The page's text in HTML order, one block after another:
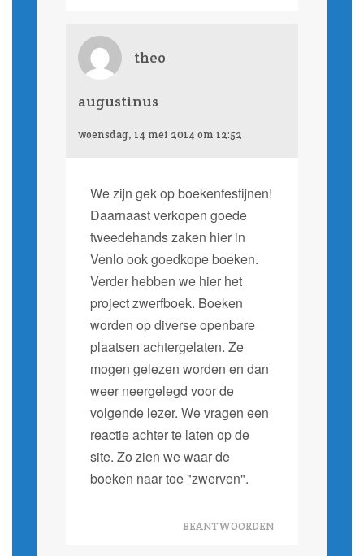
theo
augustinus
woensdag, 14 mei 2014 om 12:52
We zijn gek op boekenfestijnen!
Daarnaast verkopen goede
tweedehands zaken hier in
Venlo ook goedkope boeken.
Verder hebben we hier het
project zwerfboek. Boeken
worden op diverse openbare
plaatsen achtergelaten. Ze
mogen gelezen worden en dan
weer neergelegd voor de
volgende lezer. We vragen een
reactie achter te laten op de
site. Zo zien we waar de
boeken naar toe "zwerven".
BEANTWOORDEN